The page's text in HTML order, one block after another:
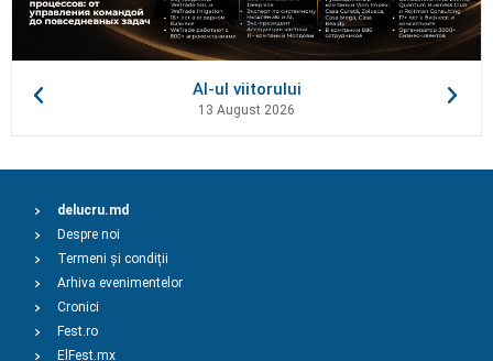
AI-ul viitorului
13 August 2026
delucru.md
Despre noi
Termeni și condiții
Arhiva evenimentelor
Cronici
Fest.ro
ElFest.mx